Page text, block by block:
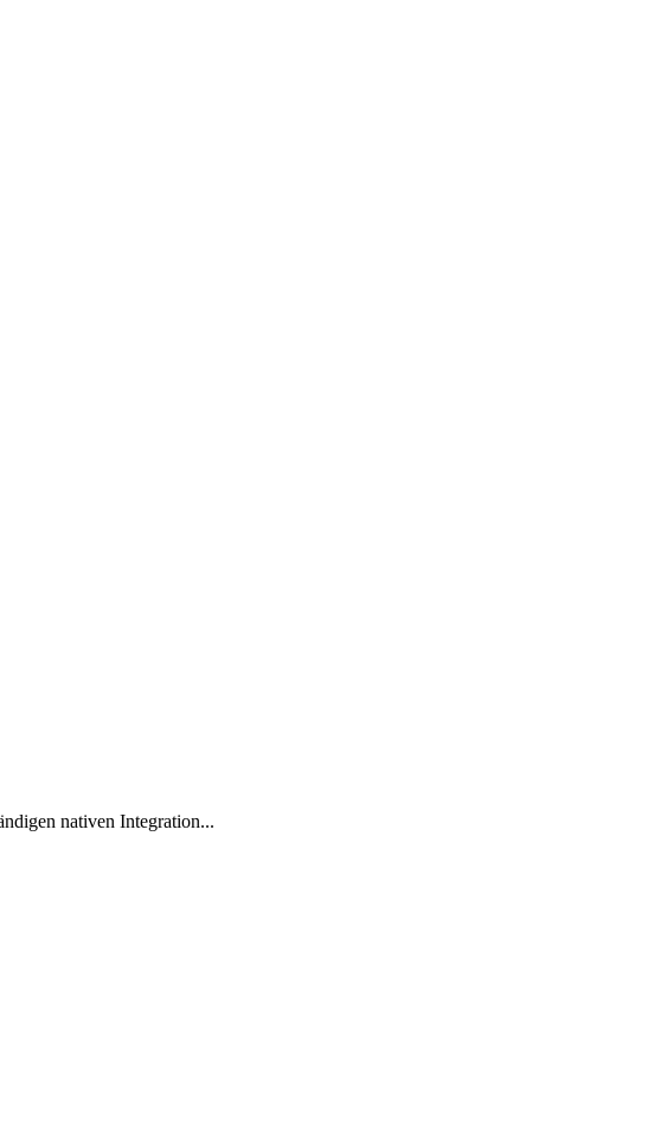
nativen Integration...